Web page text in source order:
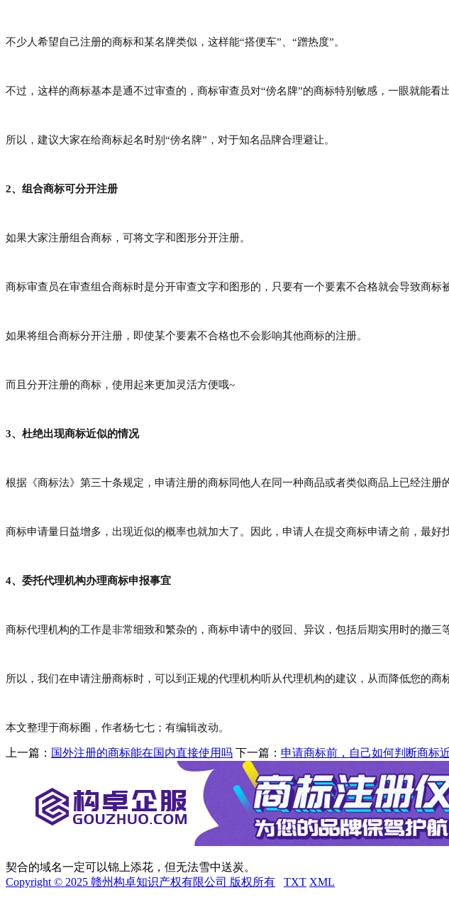
不少人希望自己注册的商标和某名牌类似，这样能“搭便车”、“蹭热度”。
不过，这样的商标基本是通不过审查的，商标审查员对“傍名牌”的商标特别敏感，一眼就能看出
所以，建议大家在给商标起名时别 “傍名牌” ，对于知名品牌合理避让。
2、组合商标可分开注册
如果大家注册组合商标，可将文字和图形分开注册。
商标审查员在审查组合商标时是分开审查文字和图形的，只要有一个要素不合格就会导致商标
如果将组合商标分开注册，即使某个要素不合格也不会影响其他商标的注册。
而且分开注册的商标，使用起来更加灵活方便哦~
3、杜绝出现商标近似的情况
根据《商标法》第三十条规定，申请注册的商标同他人在同一种商品或者类似商品上已经注册
商标申请量日益增多，出现近似的概率也就加大了。因此，申请人在提交商标申请之前，最好
4、委托代理机构办理商标申报事宜
商标代理机构的工作是非常细致和繁杂的，商标申请中的驳回 、 异议，包括后期实用时的撤三
所以，我们在申请注册商标时， 可以到 正规的代理机构听从代理机构的建议，从而降低您的商
本文整理于商标圈， 作者杨七七 ；有编辑改动。
上一篇： 国外注册的商标能在国内直接使用吗 下一篇： 申请商标前，自己如何判断商标
契合的域名一定可以锦上添花，但无法雪中送炭。
Copyright © 2025 赣州构卓知识产权有限公司 版权所有
TXT XML